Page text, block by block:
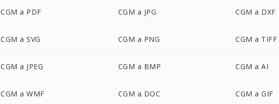
CGM a PDF CGM a JPG CGM a DXF
CGM a SVG CGM a PNG CGM a TIFF
CGM a JPEG CGM a BMP CGM a AI
CGM a WMF CGM a DOC CGM a GIF